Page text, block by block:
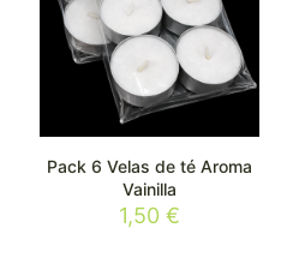
Pack 6 Velas de té Aroma
Vainilla
1,50€